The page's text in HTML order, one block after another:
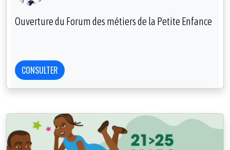
Ouverture du Forum des métiers de la Petite Enfance
CONSULTER